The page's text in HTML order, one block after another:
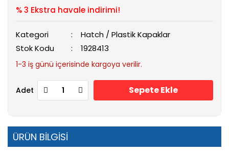
% 3 Ekstra havale indirimi!
Kategori
Hatch / Plastik Kapaklar
Stok Kodu
1928413
1-3 iş günü içerisinde kargoya verilir.
Adet Sepete Ekle
ÜRÜN BİLGİSİ